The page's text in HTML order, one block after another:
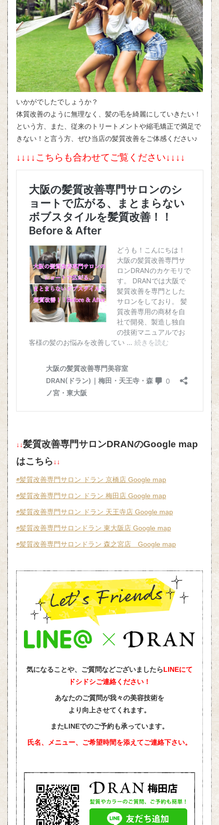
いかがでしたでしょうか？
体質改善のように無理なく、髪の毛を綺麗にしていきたい！
という方、また、従来のトリートメントや縮毛矯正で満足で
きない！と言う方、ぜひ当店の髪質改善をご体感ください♪
↓↓↓↓こちらも合わせてご覧ください↓↓↓↓
↓↓髪質改善専門サロンDRANのGoogle map
はこちら ↓↓
◉髪質改善専門サロン ドラン 京橋店 Google map
◉髪質改善専門サロン ドラン 梅田店 Google map
◉髪質改善専門サロン ドラン 天王寺店 Google map
◉髪質改善専門サロンドラン 東大阪店 Google map
◉髪質改善専門サロンドラン 森之宮店 Google map
気になることや、ご質問などございましたら LINEにて
ドシドシご連絡ください！
あなたのご質問が我々の美容技術を
より向上させてくれます。
またLINEでのご予約も承っています。
氏名、メニュー、ご希望時間を添えてご連絡下さい。